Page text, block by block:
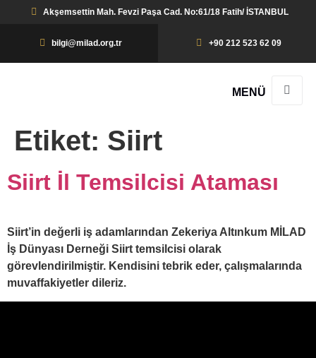
Akşemsettin Mah. Fevzi Paşa Cad. No:61/18 Fatih/ İSTANBUL
bilgi@milad.org.tr +90 212 523 62 09
MENÜ
Etiket: Siirt
Siirt İl Temsilcisi Ataması
Siirt’in değerli iş adamlarından Zekeriya Altınkum MİLAD
İş Dünyası Derneği Siirt temsilcisi olarak
görevlendirilmiştir. Kendisini tebrik eder, çalışmalarında
muvaffakiyetler dileriz.